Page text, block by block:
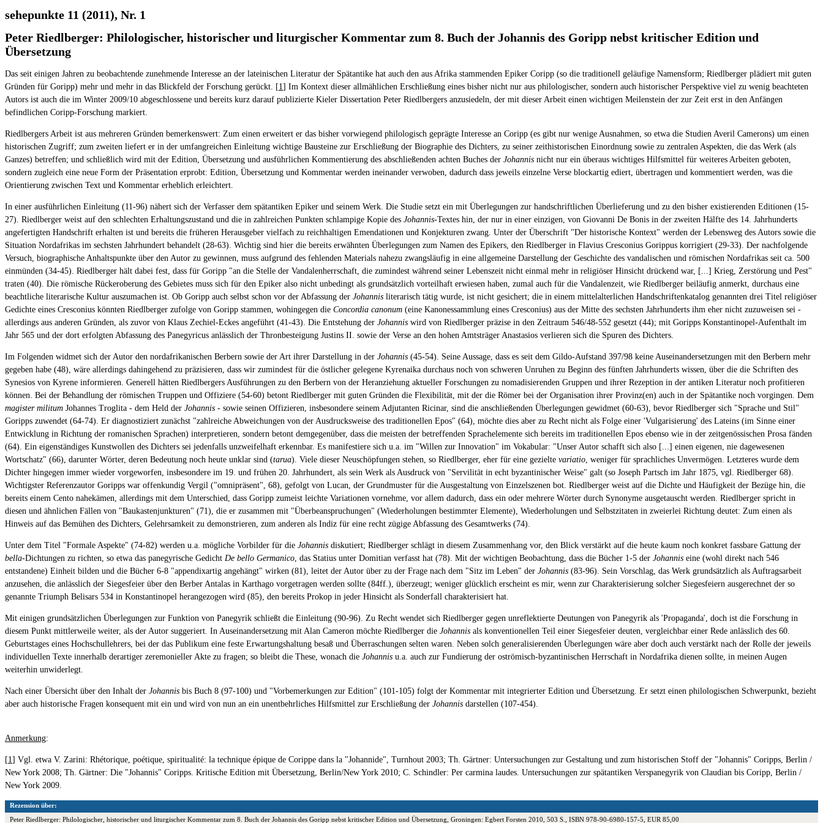
sehepunkte 11 (2011), Nr. 1
Peter Riedlberger: Philologischer, historischer und liturgischer Kommentar zum 8. Buch der Johannis des Goripp nebst kritischer Edition und
Übersetzung
Das seit einigen Jahren zu beobachtende zunehmende Interesse an der lateinischen Literatur der Spätantike hat auch den aus Afrika stammenden Epiker Coripp (so die traditionell geläufige Namensform; Riedlberger plädiert mit guten
Gründen für Goripp) mehr und mehr in das Blickfeld der Forschung gerückt. [1 ] Im Kontext dieser allmählichen Erschließung eines bisher nicht nur aus philologischer, sondern auch historischer Perspektive viel zu wenig beachteten
Autors ist auch die im Winter 2009/10 abgeschlossene und bereits kurz darauf publizierte Kieler Dissertation Peter Riedlbergers anzusiedeln, der mit dieser Arbeit einen wichtigen Meilenstein der zur Zeit erst in den Anfängen
befindlichen Coripp-Forschung markiert.
Riedlbergers Arbeit ist aus mehreren Gründen bemerkenswert: Zum einen erweitert er das bisher vorwiegend philologisch geprägte Interesse an Coripp (es gibt nur wenige Ausnahmen, so etwa die Studien Averil Camerons) um einen
historischen Zugriff; zum zweiten liefert er in der umfangreichen Einleitung wichtige Bausteine zur Erschließung der Biographie des Dichters, zu seiner zeithistorischen Einordnung sowie zu zentralen Aspekten, die das Werk (als
Ganzes) betreffen; und schließlich wird mit der Edition, Übersetzung und ausführlichen Kommentierung des abschließenden achten Buches der Johannis nicht nur ein überaus wichtiges Hilfsmittel für weiteres Arbeiten geboten,
sondern zugleich eine neue Form der Präsentation erprobt: Edition, Übersetzung und Kommentar werden ineinander verwoben, dadurch dass jeweils einzelne Verse blockartig ediert, übertragen und kommentiert werden, was die
Orientierung zwischen Text und Kommentar erheblich erleichtert.
In einer ausführlichen Einleitung (11-96) nähert sich der Verfasser dem spätantiken Epiker und seinem Werk. Die Studie setzt ein mit Überlegungen zur handschriftlichen Überlieferung und zu den bisher existierenden Editionen (15-
27). Riedlberger weist auf den schlechten Erhaltungszustand und die in zahlreichen Punkten schlampige Kopie des Johannis-Textes hin, der nur in einer einzigen, von Giovanni De Bonis in der zweiten Hälfte des 14. Jahrhunderts
angefertigten Handschrift erhalten ist und bereits die früheren Herausgeber vielfach zu reichhaltigen Emendationen und Konjekturen zwang. Unter der Überschrift "Der historische Kontext" werden der Lebensweg des Autors sowie die
Situation Nordafrikas im sechsten Jahrhundert behandelt (28-63). Wichtig sind hier die bereits erwähnten Überlegungen zum Namen des Epikers, den Riedlberger in Flavius Cresconius Gorippus korrigiert (29-33). Der nachfolgende
Versuch, biographische Anhaltspunkte über den Autor zu gewinnen, muss aufgrund des fehlenden Materials nahezu zwangsläufig in eine allgemeine Darstellung der Geschichte des vandalischen und römischen Nordafrikas seit ca. 500
einmünden (34-45). Riedlberger hält dabei fest, dass für Goripp "an die Stelle der Vandalenherrschaft, die zumindest während seiner Lebenszeit nicht einmal mehr in religiöser Hinsicht drückend war, [...] Krieg, Zerstörung und Pest"
traten (40). Die römische Rückeroberung des Gebietes muss sich für den Epiker also nicht unbedingt als grundsätzlich vorteilhaft erwiesen haben, zumal auch für die Vandalenzeit, wie Riedlberger beiläufig anmerkt, durchaus eine
beachtliche literarische Kultur auszumachen ist. Ob Goripp auch selbst schon vor der Abfassung der Johannis literarisch tätig wurde, ist nicht gesichert; die in einem mittelalterlichen Handschriftenkatalog genannten drei Titel religiöser
Gedichte eines Cresconius könnten Riedlberger zufolge von Goripp stammen, wohingegen die Concordia canonum (eine Kanonessammlung eines Cresconius) aus der Mitte des sechsten Jahrhunderts ihm eher nicht zuzuweisen sei -
allerdings aus anderen Gründen, als zuvor von Klaus Zechiel-Eckes angeführt (41-43). Die Entstehung der Johannis wird von Riedlberger präzise in den Zeitraum 546/48-552 gesetzt (44); mit Goripps Konstantinopel-Aufenthalt im
Jahr 565 und der dort erfolgten Abfassung des Panegyricus anlässlich der Thronbesteigung Justins II. sowie der Verse an den hohen Amtsträger Anastasios verlieren sich die Spuren des Dichters.
Im Folgenden widmet sich der Autor den nordafrikanischen Berbern sowie der Art ihrer Darstellung in der Johannis (45-54). Seine Aussage, dass es seit dem Gildo-Aufstand 397/98 keine Auseinandersetzungen mit den Berbern mehr
gegeben habe (48), wäre allerdings dahingehend zu präzisieren, dass wir zumindest für die östlicher gelegene Kyrenaika durchaus noch von schweren Unruhen zu Beginn des fünften Jahrhunderts wissen, über die die Schriften des
Synesios von Kyrene informieren. Generell hätten Riedlbergers Ausführungen zu den Berbern von der Heranziehung aktueller Forschungen zu nomadisierenden Gruppen und ihrer Rezeption in der antiken Literatur noch profitieren
können. Bei der Behandlung der römischen Truppen und Offiziere (54-60) betont Riedlberger mit guten Gründen die Flexibilität, mit der die Römer bei der Organisation ihrer Provinz(en) auch in der Spätantike noch vorgingen. Dem
magister militum Johannes Troglita - dem Held der Johannis - sowie seinen Offizieren, insbesondere seinem Adjutanten Ricinar, sind die anschließenden Überlegungen gewidmet (60-63), bevor Riedlberger sich "Sprache und Stil"
Goripps zuwendet (64-74). Er diagnostiziert zunächst "zahlreiche Abweichungen von der Ausdrucksweise des traditionellen Epos" (64), möchte dies aber zu Recht nicht als Folge einer 'Vulgarisierung' des Lateins (im Sinne einer
Entwicklung in Richtung der romanischen Sprachen) interpretieren, sondern betont demgegenüber, dass die meisten der betreffenden Sprachelemente sich bereits im traditionellen Epos ebenso wie in der zeitgenössischen Prosa fänden
(64). Ein eigenständiges Kunstwollen des Dichters sei jedenfalls unzweifelhaft erkennbar. Es manifestiere sich u.a. im "Willen zur Innovation" im Vokabular: "Unser Autor schafft sich also [...] einen eigenen, nie dagewesenen
Wortschatz" (66), darunter Wörter, deren Bedeutung noch heute unklar sind (tarua). Viele dieser Neuschöpfungen stehen, so Riedlberger, eher für eine gezielte variatio , weniger für sprachliches Unvermögen. Letzteres wurde dem
Dichter hingegen immer wieder vorgeworfen, insbesondere im 19. und frühen 20. Jahrhundert, als sein Werk als Ausdruck von "Servilität in echt byzantinischer Weise" galt (so Joseph Partsch im Jahr 1875, vgl. Riedlberger 68).
Wichtigster Referenzautor Goripps war offenkundig Vergil ("omnipräsent", 68), gefolgt von Lucan, der Grundmuster für die Ausgestaltung von Einzelszenen bot. Riedlberger weist auf die Dichte und Häufigkeit der Bezüge hin, die
bereits einem Cento nahekämen, allerdings mit dem Unterschied, dass Goripp zumeist leichte Variationen vornehme, vor allem dadurch, dass ein oder mehrere Wörter durch Synonyme ausgetauscht werden. Riedlberger spricht in
diesen und ähnlichen Fällen von "Baukastenjunkturen" (71), die er zusammen mit "Überbeanspruchungen" (Wiederholungen bestimmter Elemente), Wiederholungen und Selbstzitaten in zweierlei Richtung deutet: Zum einen als
Hinweis auf das Bemühen des Dichters, Gelehrsamkeit zu demonstrieren, zum anderen als Indiz für eine recht zügige Abfassung des Gesamtwerks (74).
Unter dem Titel "Formale Aspekte" (74-82) werden u.a. mögliche Vorbilder für die Johannis diskutiert; Riedlberger schlägt in diesem Zusammenhang vor, den Blick verstärkt auf die heute kaum noch konkret fassbare Gattung der
bella-Dichtungen zu richten, so etwa das panegyrische Gedicht De bello Germanico , das Statius unter Domitian verfasst hat (78). Mit der wichtigen Beobachtung, dass die Bücher 1-5 der Johannis eine (wohl direkt nach 546
entstandene) Einheit bilden und die Bücher 6-8 "appendixartig angehängt" wirken (81), leitet der Autor über zu der Frage nach dem "Sitz im Leben" der Johannis (83-96). Sein Vorschlag, das Werk grundsätzlich als Auftragsarbeit
anzusehen, die anlässlich der Siegesfeier über den Berber Antalas in Karthago vorgetragen werden sollte (84ff.), überzeugt; weniger glücklich erscheint es mir, wenn zur Charakterisierung solcher Siegesfeiern ausgerechnet der so
genannte Triumph Belisars 534 in Konstantinopel herangezogen wird (85), den bereits Prokop in jeder Hinsicht als Sonderfall charakterisiert hat.
Mit einigen grundsätzlichen Überlegungen zur Funktion von Panegyrik schließt die Einleitung (90-96). Zu Recht wendet sich Riedlberger gegen unreflektierte Deutungen von Panegyrik als 'Propaganda', doch ist die Forschung in
diesem Punkt mittlerweile weiter, als der Autor suggeriert. In Auseinandersetzung mit Alan Cameron möchte Riedlberger die Johannis als konventionellen Teil einer Siegesfeier deuten, vergleichbar einer Rede anlässlich des 60.
Geburtstages eines Hochschullehrers, bei der das Publikum eine feste Erwartungshaltung besaß und Überraschungen selten waren. Neben solch generalisierenden Überlegungen wäre aber doch auch verstärkt nach der Rolle der jeweils
individuellen Texte innerhalb derartiger zeremonieller Akte zu fragen; so bleibt die These, wonach die Johannis u.a. auch zur Fundierung der oströmisch-byzantinischen Herrschaft in Nordafrika dienen sollte, in meinen Augen
weiterhin unwiderlegt.
Nach einer Übersicht über den Inhalt der Johannis bis Buch 8 (97-100) und "Vorbemerkungen zur Edition" (101-105) folgt der Kommentar mit integrierter Edition und Übersetzung. Er setzt einen philologischen Schwerpunkt, bezieht
aber auch historische Fragen konsequent mit ein und wird von nun an ein unentbehrliches Hilfsmittel zur Erschließung der Johannis darstellen (107-454).
Anmerkung:
[1 ] Vgl. etwa V. Zarini: Rhétorique, poétique, spiritualité: la technique épique de Corippe dans la "Johannide", Turnhout 2003; Th. Gärtner: Untersuchungen zur Gestaltung und zum historischen Stoff der "Johannis" Coripps, Berlin /
New York 2008; Th. Gärtner: Die "Johannis" Coripps. Kritische Edition mit Übersetzung, Berlin/New York 2010; C. Schindler: Per carmina laudes. Untersuchungen zur spätantiken Verspanegyrik von Claudian bis Coripp, Berlin /
New York 2009.
Rezension über:
Peter Riedlberger: Philologischer, historischer und liturgischer Kommentar zum 8. Buch der Johannis des Goripp nebst kritischer Edition und Übersetzung, Groningen: Egbert Forsten 2010, 503 S., ISBN 978-90-6980-157-5, EUR 85,00